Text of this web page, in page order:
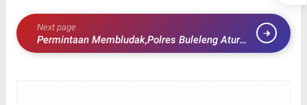
Next page
Permintaan Membludak,Polres Buleleng Atur
Pelayan SKCK untuk Calon PPPK